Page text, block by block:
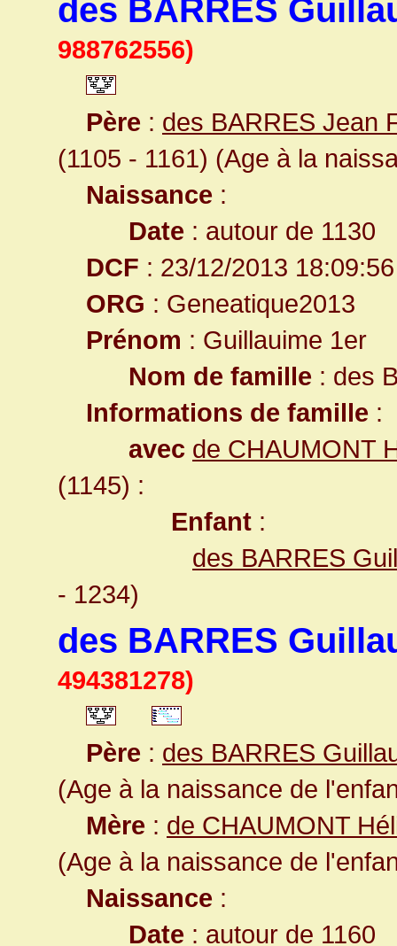
des BARRES
988762556)
Père : des BARRES Jean
(1105 - 1161) (Age à la
Naissance :
Date : autour de 1130
DCF : 23/12/2013 18:09:56
ORG : Geneatique2013
Prénom : Guillauime 1er
Nom de famille : des
Informations de famille :
avec de CHAUMONT
(1145) :
Enfant :
des BARRES
- 1234)
des BARRES
494381278)
Père : des BARRES
(Age à la naissance de
Mère : de CHAUMONT
(Age à la naissance de
Naissance :
Date : autour de 1160